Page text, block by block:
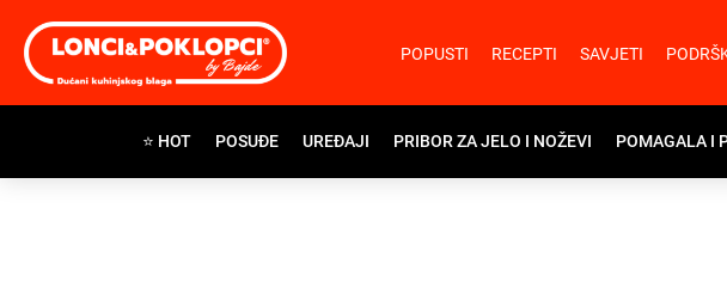
POPUSTI RECEPTI SAVJETI
⭐ HOT POSUĐE UREĐAJI PRIBOR ZA JELO I NOŽEVI POMAGALA I